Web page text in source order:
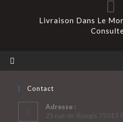
Livraison Dans Le
Contact
Adresse :
23 rue de Rungis 75013